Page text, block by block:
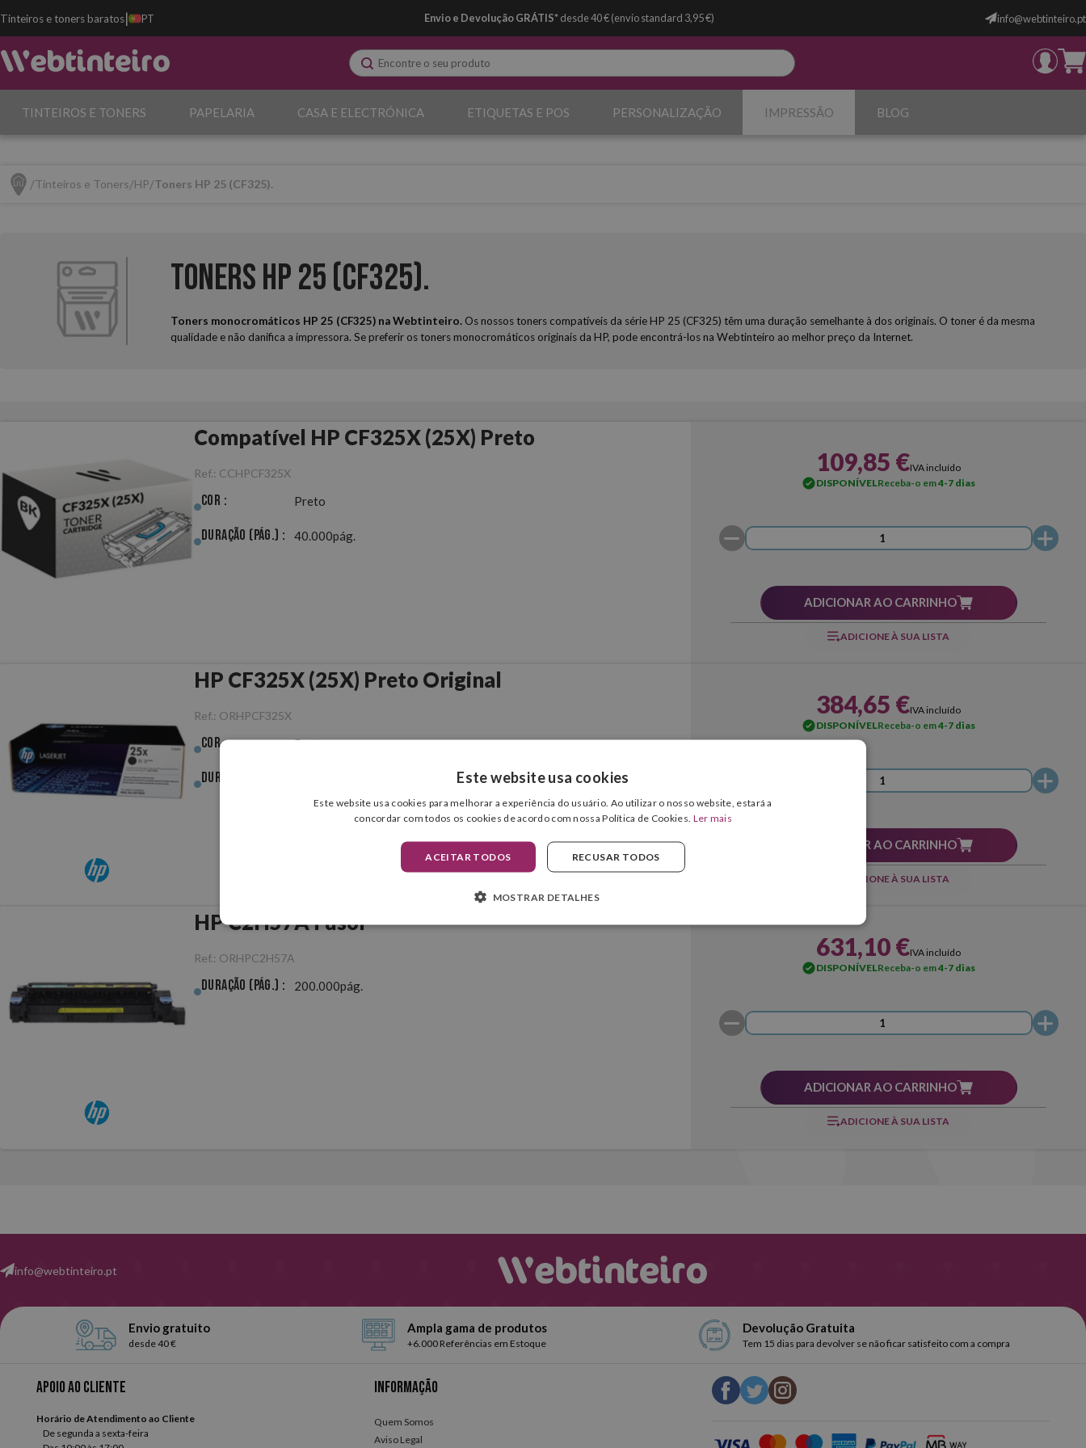
Tinteiros e toners baratos| PT Envio e Devolução GRÁTIS*desde 40 € (envio standard 3,95 €) info@webtinteiro.pt
TINTEIROS E TONERS PAPELARIA CASA E ELECTRÓNICA ETIQUETAS E POS PERSONALIZAÇÃO IMPRESSÃO BLOG
Tinteiros e Toners HP Toners HP 25 (CF325).
Toners HP 25 (CF325).
Toners monocromáticos HP 25 (CF325) na Webtinteiro. Os nossos toners compatíveis da série HP 25 (CF325) têm uma duração semelhante à dos originais. O toner é da mesma
qualidade e não danifica a impressora. Se preferir os toners monocromáticos originais da HP, pode encontrá-los na Webtinteiro ao melhor preço da Internet.
Compatível HP CF325X (25X) Preto
Ref.: CCHPCF325X
Cor : Preto
Duração (pág.) : 40.000pág.
109,85 €IVA incluído
DISPONÍVELReceba-o em4-7 dias
ADICIONAR AO CARRINHO
ADICIONE À SUA LISTA
HP CF325X (25X) Preto Original
Ref.: ORHPCF325X
Cor : Preto
Duração (pág.) :
384,65 €IVA incluído
DISPONÍVELReceba-o em4-7 dias
ADICIONAR AO CARRINHO
ADICIONE À SUA LISTA
HP C2H57A Fusor
Ref.: ORHPC2H57A
Duração (pág.) : 200.000pág.
631,10 €IVA incluído
DISPONÍVELReceba-o em4-7 dias
ADICIONAR AO CARRINHO
ADICIONE À SUA LISTA
info@webtinteiro.pt
Envio gratuito
desde 40 €
Ampla gama de produtos
+6.000 Referências em Estoque
Devolução Gratuita
Tem 15 dias para devolver se não ficar satisfeito com a compra
Apoio ao cliente
Horário de Atendimento ao Cliente
De segunda a sexta-feira
Informação
Quem Somos
Aviso Legal
Este website usa cookies
Este website usa cookies para melhorar a experiência do usuário. Ao utilizar o nosso website, estará a
concordar com todos os cookies de acordo com nossa Política de Cookies. Ler mais
ACEITAR TODOS RECUSAR TODOS
MOSTRAR DETALHES